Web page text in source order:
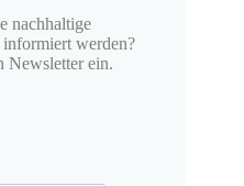
nachhaltige
werden?
Newsletter ein.